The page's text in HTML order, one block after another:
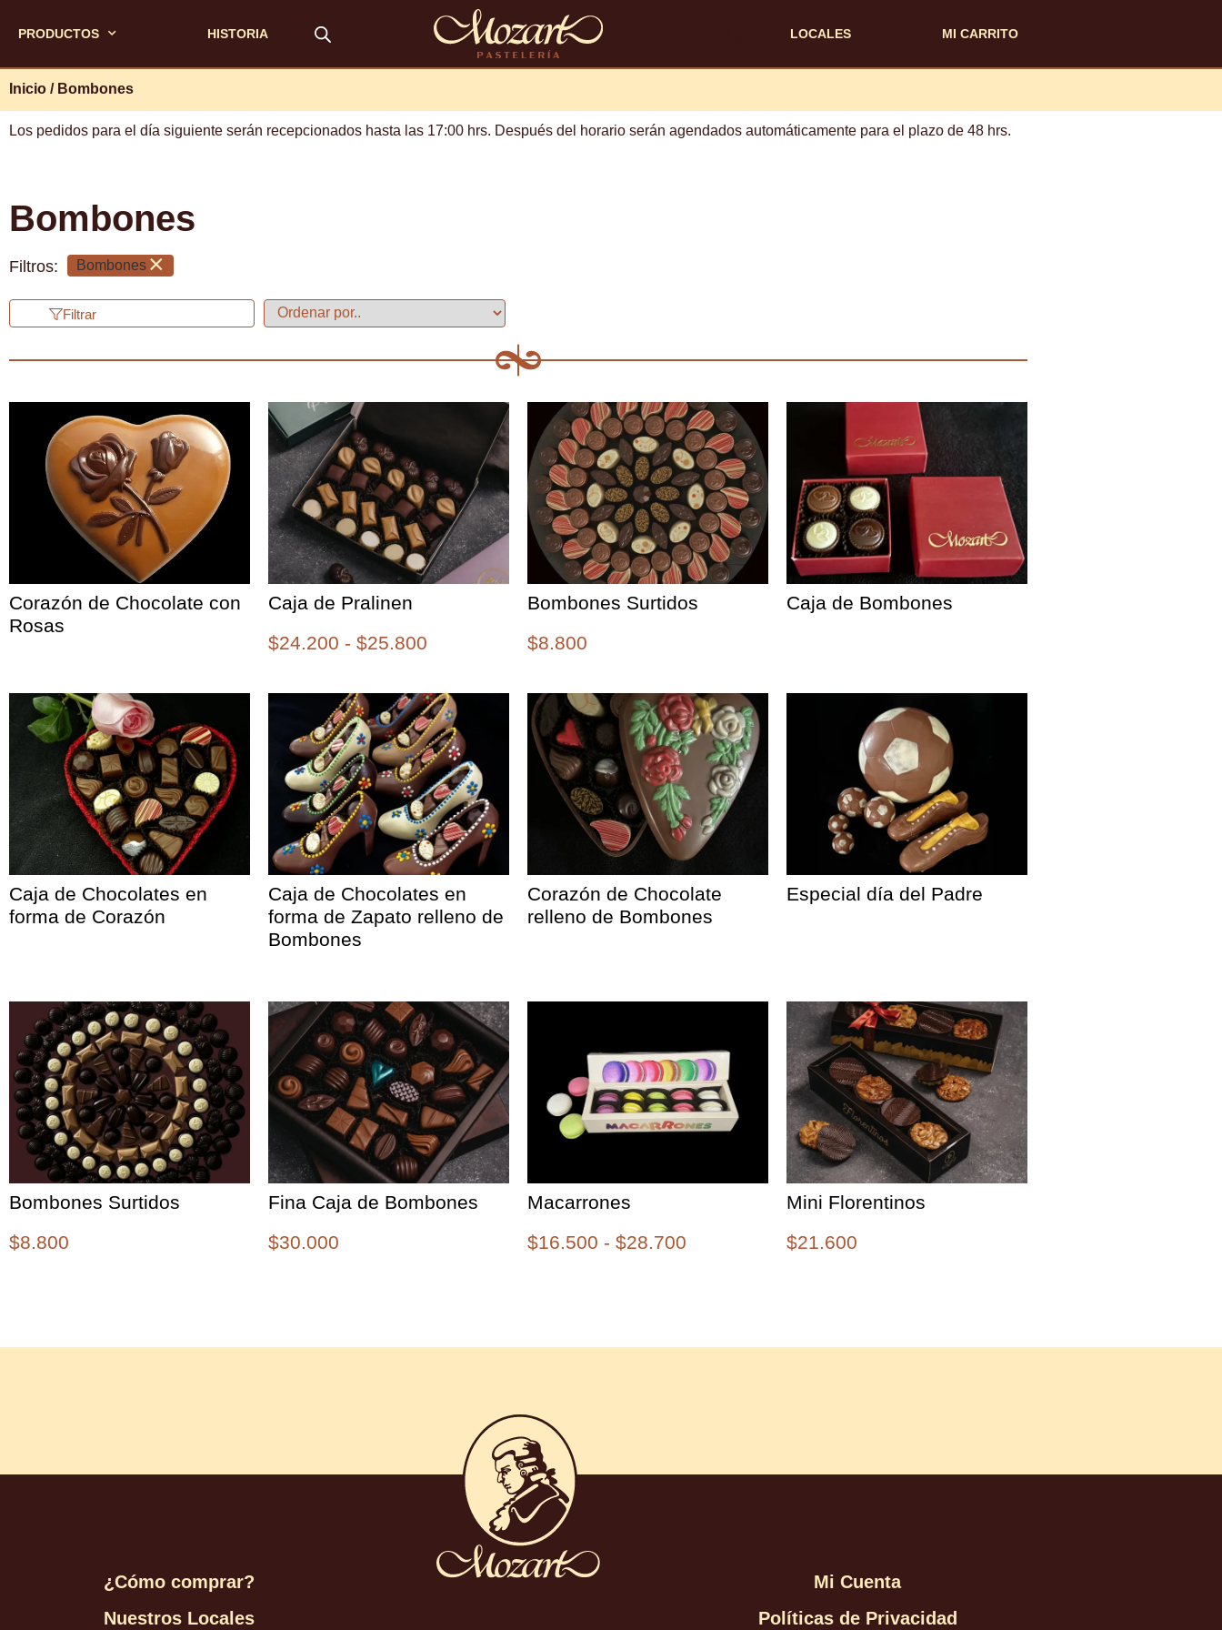
PRODUCTOS HISTORIA LOCALES MI CARRITO
Inicio / Bombones
Los pedidos para el día siguiente serán recepcionados hasta las 17:00 hrs. Después del horario serán agendados automáticamente para el plazo de 48 hrs.
Bombones
Filtros: Bombones×
Filtrar
Corazón de Chocolate con
Rosas
Caja de Pralinen
$24.200 - $25.800
Bombones Surtidos
$8.800
Caja de Bombones
Caja de Chocolates en
forma de Corazón
Caja de Chocolates en
forma de Zapato relleno de
Bombones
Corazón de Chocolate
relleno de Bombones
Especial día del Padre
Bombones Surtidos
$8.800
Fina Caja de Bombones
$30.000
Macarrones
$16.500 - $28.700
Mini Florentinos
$21.600
¿Cómo comprar?
Nuestros Locales
Mi Cuenta
Políticas de Privacidad